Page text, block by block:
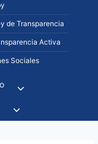
de Transparencia
Activa
Sociales